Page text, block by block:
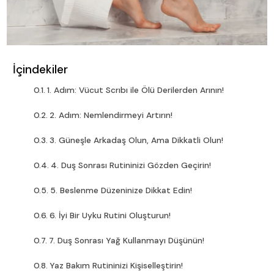
İçindekiler
1. Adım: Vücut Scrıbı ile Ölü Derilerden Arının!
2. Adım: Nemlendirmeyi Artırın!
3. Güneşle Arkadaş Olun, Ama Dikkatli Olun!
4. Duş Sonrası Rutininizi Gözden Geçirin!
5. Beslenme Düzeninize Dikkat Edin!
6. İyi Bir Uyku Rutini Oluşturun!
7. Duş Sonrası Yağ Kullanmayı Düşünün!
Yaz Bakım Rutininizi Kişiselleştirin!